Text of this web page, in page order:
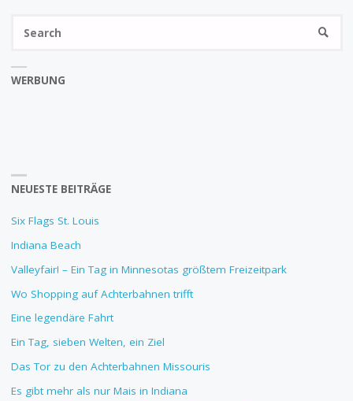
WERBUNG
NEUESTE BEITRÄGE
Six Flags St. Louis
Indiana Beach
Valleyfair! – Ein Tag in Minnesotas größtem Freizeitpark
Wo Shopping auf Achterbahnen trifft
Eine legendäre Fahrt
Ein Tag, sieben Welten, ein Ziel
Das Tor zu den Achterbahnen Missouris
Es gibt mehr als nur Mais in Indiana